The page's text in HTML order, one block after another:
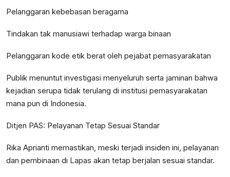
Pelanggaran kebebasan beragama
Tindakan tak manusiawi terhadap warga binaan
Pelanggaran kode etik berat oleh pejabat pemasyarakatan
Publik menuntut investigasi menyeluruh serta jaminan bahwa
kejadian serupa tidak terulang di institusi pemasyarakatan
mana pun di Indonesia.
Ditjen PAS: Pelayanan Tetap Sesuai Standar
Rika Aprianti memastikan, meski terjadi insiden ini, pelayanan
dan pembinaan di Lapas akan tetap berjalan sesuai standar.